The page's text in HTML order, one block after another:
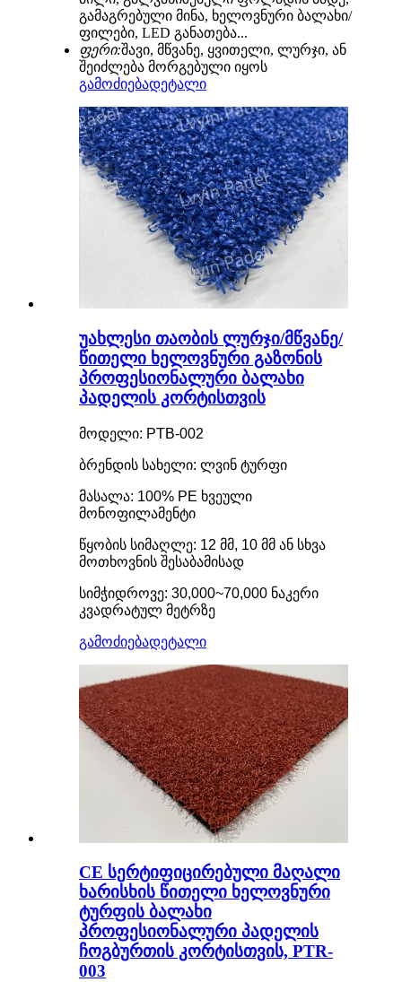
გამაგრებული მინა, ხელოვნური ბალახი/
ფილები, LED განათება...
ფერი:შავი, მწვანე, ყვითელი, ლურჯი, ან
შეიძლება მორგებული იყოს
გამოძიებადეტალი
უახლესი თაობის ლურჯი/მწვანე/
წითელი ხელოვნური გაზონის
პროფესიონალური ბალახი
პადელის კორტისთვის
მოდელი: PTB-002
ბრენდის სახელი: ლვინ ტურფი
მასალა: 100% PE ხვეული
მონოფილამენტი
წყობის სიმაღლე: 12 მმ, 10 მმ ან სხვა
მოთხოვნის შესაბამისად
სიმჭიდროვე: 30,000~70,000 ნაკერი
კვადრატულ მეტრზე
გამოძიებადეტალი
CE სერტიფიცირებული მაღალი
ხარისხის წითელი ხელოვნური
ტურფის ბალახი
პროფესიონალური პადელის
ჩოგბურთის კორტისთვის, PTR-
003